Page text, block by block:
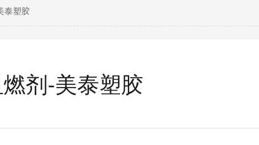
泰塑胶
剂-美泰塑胶